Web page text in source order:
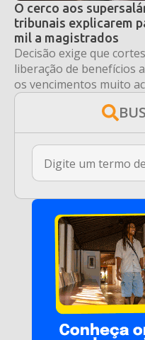
O cerco aos
tribunais explicarem
mil a magistrados
Decisão exige que
liberação de benefícios
os vencimentos muito